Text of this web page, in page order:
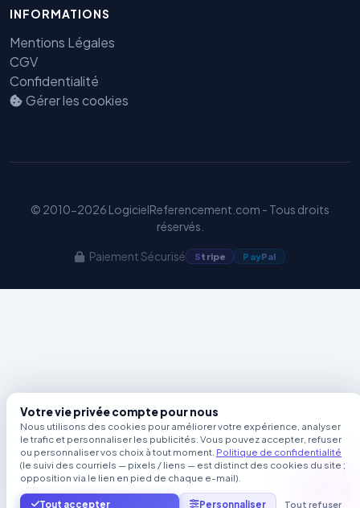
INFORMATIONS
Mentions Légales
CGV
Confidentialité
Gérer les cookies
© 2010-2026 LogicielReferencement.com - Tous droits
réservés.
Paiement Sécurisé Stripe PayPal
Votre vie privée compte pour nous
Nous utilisons des cookies pour améliorer votre expérience, analyser
le trafic et personnaliser les publicités. Vous pouvez accepter, refuser
ou personnaliser vos choix à tout moment. Politique de confidentialité
(le suivi des courriels — pixels / liens — est distinct des cookies du site ;
opposition via le lien en pied de chaque e-mail).
Tout accepter Personnaliser Tout refuser